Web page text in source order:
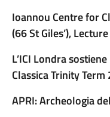
Ioannou Centre for
(66 St Giles’),
L’ICI Londra
Classica Trinity Term
APRI: Archeologia